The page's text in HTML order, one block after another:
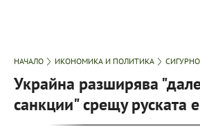
НАЧАЛО ИКОНОМИКА И ПОЛИТИКА
Украйна разширява
санкции" срещу руската